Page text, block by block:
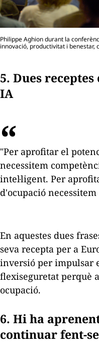
Philippe Aghion durant la
innovació, productivitat i benestar,
5. Dues
IA
"Per aprofitar el
necessitem
intel·ligent. Per
d'ocupació
En aquestes dues
seva recepta per a
inversió per impulsar
flexiseguretat perquè
ocupació.
6. Hi ha
continuar fent-